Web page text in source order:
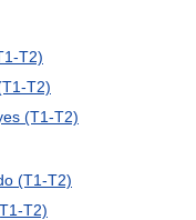
T2)
T2)
(T1-T2)
(T1-T2)
T2)